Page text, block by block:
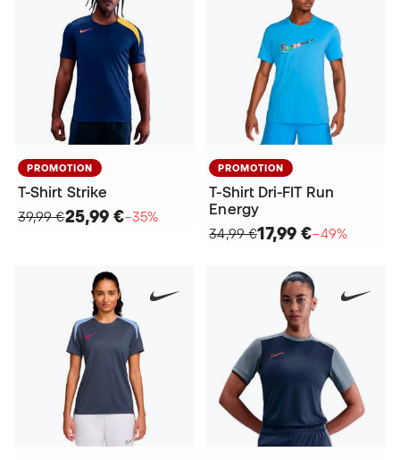
PROMOTION
T-Shirt Strike
39,99 €25,99 €−35%
PROMOTION
T-Shirt Dri-FIT Run
Energy
34,99 €17,99 €−49%